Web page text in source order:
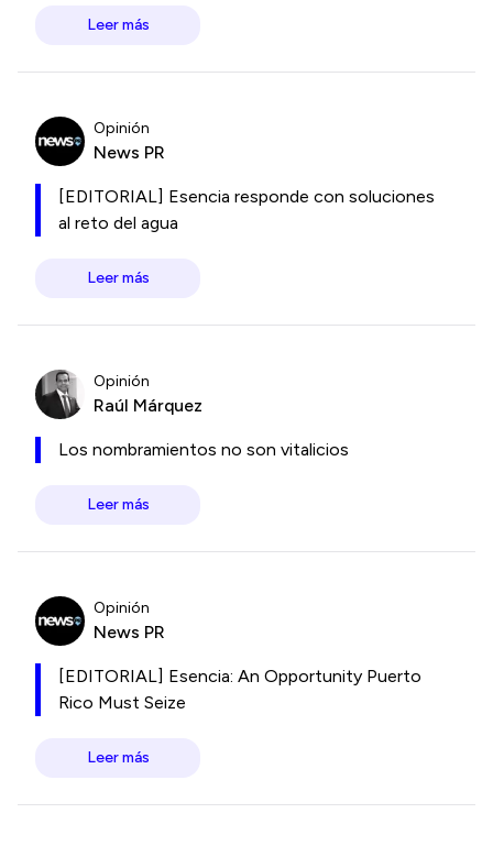
Leer más
Opinión
News PR
[EDITORIAL] Esencia responde con soluciones
al reto del agua
Leer más
Opinión
Raúl Márquez
Los nombramientos no son vitalicios
Leer más
Opinión
News PR
[EDITORIAL] Esencia: An Opportunity Puerto
Rico Must Seize
Leer más